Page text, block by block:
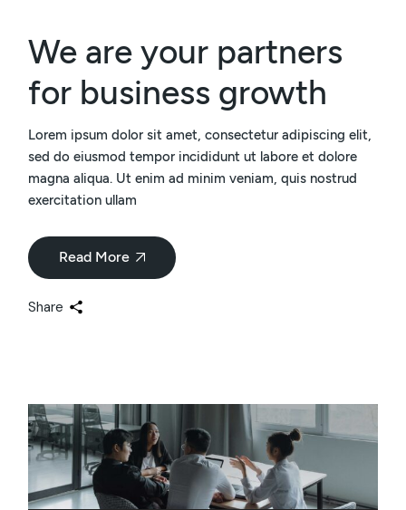
We are your partners
for business growth
Lorem ipsum dolor sit amet, consectetur adipiscing elit,
sed do eiusmod tempor incididunt ut labore et dolore
magna aliqua. Ut enim ad minim veniam, quis nostrud
exercitation ullam
Read More
Share